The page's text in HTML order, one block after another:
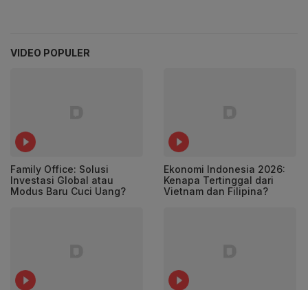
VIDEO POPULER
Family Office: Solusi
Investasi Global atau
Modus Baru Cuci Uang?
Ekonomi Indonesia 2026:
Kenapa Tertinggal dari
Vietnam dan Filipina?